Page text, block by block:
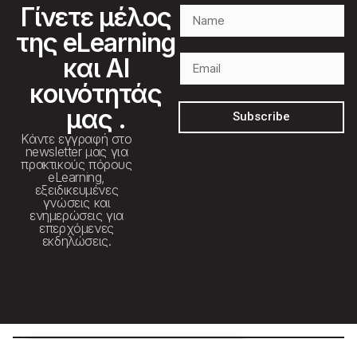
Γίνετε μέλος
της eLearning
και AI
κοινότητάς
μας .
Κάντε εγγραφή στο
newsletter μας για
πρακτικούς πόρους
eLearning,
εξειδικευμένες
γνώσεις και
ενημερώσεις για
επερχόμενες
εκδηλώσεις.
Subscribe